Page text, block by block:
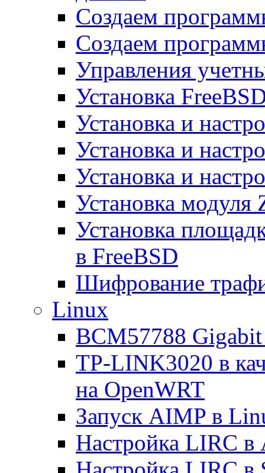
Создаем
Создаем
Управления
Установка
Установка и
Установка и
Установка и
Установка
Установка
в FreeBSD
Шифрование
Linux
BCM57788
TP-LINK3020 в
на OpenWRT
Запуск AIMP в
Настройка LIRC